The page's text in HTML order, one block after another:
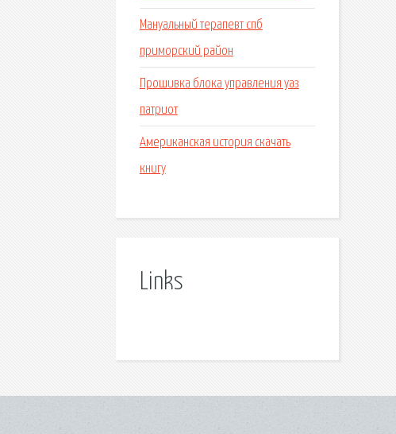
Мануальный терапевт спб
приморский район
Прошивка блока управления уаз
патриот
Американская история скачать
книгу
Links